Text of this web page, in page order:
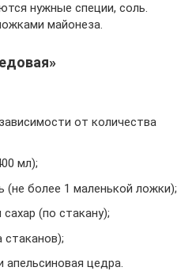
нужные специи, соль.
майонеза.
от количества
мл);
(не более 1 маленькой ложки);
(по стакану);
стаканов);
апельсиновая цедра.